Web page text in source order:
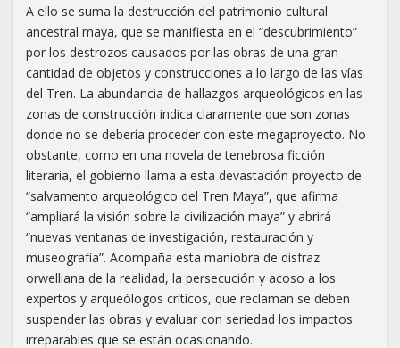
A ello se suma la destrucción del patrimonio cultural
ancestral maya, que se manifiesta en el “descubrimiento”
por los destrozos causados por las obras de una gran
cantidad de objetos y construcciones a lo largo de las vías
del Tren. La abundancia de hallazgos arqueológicos en las
zonas de construcción indica claramente que son zonas
donde no se debería proceder con este megaproyecto. No
obstante, como en una novela de tenebrosa ficción
literaria, el gobierno llama a esta devastación proyecto de
“salvamento arqueológico del Tren Maya”, que afirma
“ampliará la visión sobre la civilización maya” y abrirá
“nuevas ventanas de investigación, restauración y
museografía”. Acompaña esta maniobra de disfraz
orwelliana de la realidad, la persecución y acoso a los
expertos y arqueólogos críticos, que reclaman se deben
suspender las obras y evaluar con seriedad los impactos
irreparables que se están ocasionando.